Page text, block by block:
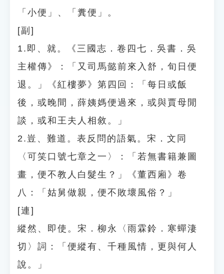
「小便」、「糞便」。
[副]
1.即、就。《三國志．卷四七．吳書．吳
主權傳》：「又司馬懿前來入舒，旬日便
退。」《紅樓夢》第四回：「每日或飯
後，或晚間，薛姨媽便過來，或與賈母閒
談，或和王夫人相敘。」
2.豈、難道。表反問的語氣。宋．文同
〈可笑口號七章之一〉：「若無書籍兼圖
畫，便不教人白髮生？」《董西廂》卷
八：「姑舅做親，便不敗壞風俗？」
[連]
縱然、即使。宋．柳永〈雨霖鈴．寒蟬淒
切〉詞：「便縱有、千種風情，更與何人
說。」